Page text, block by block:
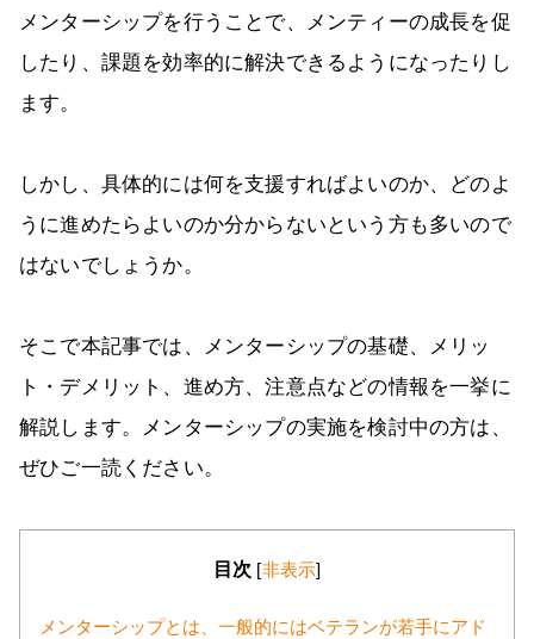
メンターシップを行うことで、メンティーの成長を促
したり、課題を効率的に解決できるようになったりし
ます。
しかし、具体的には何を支援すればよいのか、どのよ
うに進めたらよいのか分からないという方も多いので
はないでしょうか。
そこで本記事では、メンターシップの基礎、メリッ
ト・デメリット、進め方、注意点などの情報を一挙に
解説します。メンターシップの実施を検討中の方は、
ぜひご一読ください。
目次 [非表示]
メンターシップとは、一般的にはベテランが若手にアド